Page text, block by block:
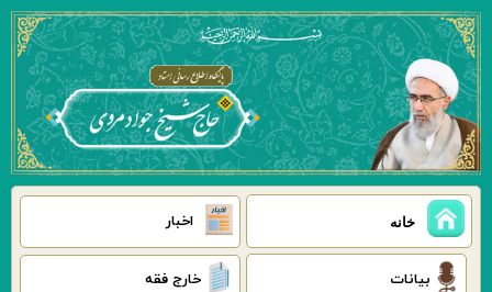
پرش
محتوا
خانه اخبار
بیانات خارج فقه